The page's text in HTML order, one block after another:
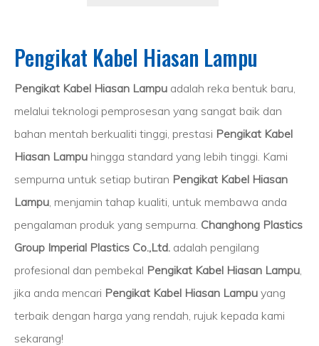
Pengikat Kabel Hiasan Lampu
Pengikat Kabel Hiasan Lampu adalah reka bentuk baru,
melalui teknologi pemprosesan yang sangat baik dan
bahan mentah berkualiti tinggi, prestasi Pengikat Kabel
Hiasan Lampu hingga standard yang lebih tinggi. Kami
sempurna untuk setiap butiran Pengikat Kabel Hiasan
Lampu, menjamin tahap kualiti, untuk membawa anda
pengalaman produk yang sempurna. Changhong Plastics
Group Imperial Plastics Co.,Ltd. adalah pengilang
profesional dan pembekal Pengikat Kabel Hiasan Lampu,
jika anda mencari Pengikat Kabel Hiasan Lampu yang
terbaik dengan harga yang rendah, rujuk kepada kami
sekarang!